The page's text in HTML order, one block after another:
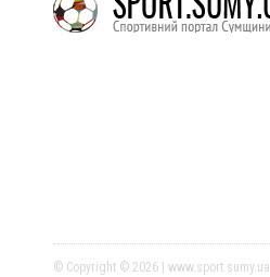
© Copyright © 2026 | www.sport.sumy.ua